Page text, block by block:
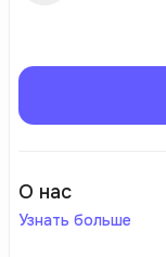
О нас
Узнать больше